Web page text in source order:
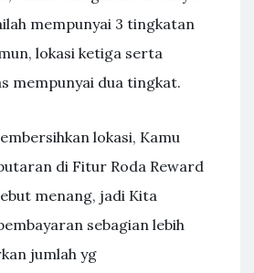
mempunyai 3 tingkatan
lokasi ketiga serta
mempunyai dua tingkat.
lokasi, Kamu
di Fitur Roda Reward
menang, jadi Kita
sebagian lebih
jumlah yg